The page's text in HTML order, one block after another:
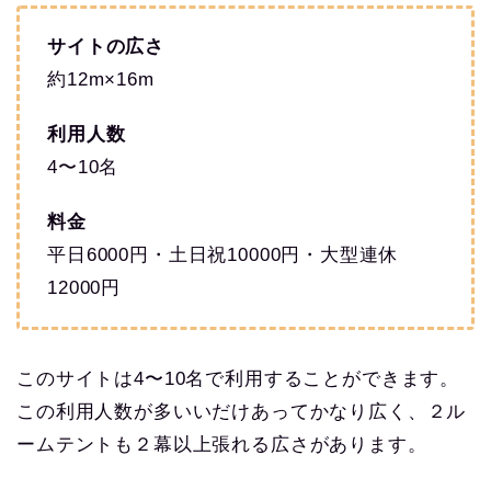
サイトの広さ
約12m×16m
利用人数
4〜10名
料金
平日6000円・土日祝10000円・大型連休
12000円
このサイトは4〜10名で利用することができます。
この利用人数が多いいだけあってかなり広く、２ル
ームテントも２幕以上張れる広さがあります。